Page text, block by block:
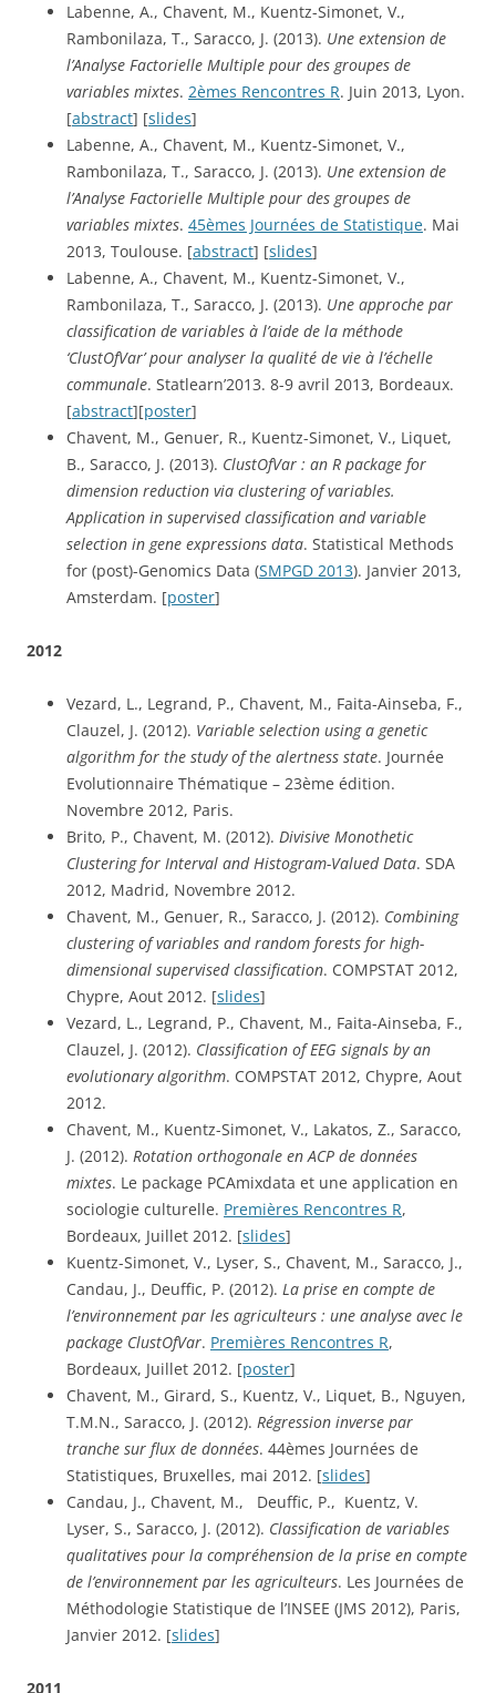
Labenne, A., Chavent, M., Kuentz-Simonet, V.,
Rambonilaza, T., Saracco, J. (2013). Une extension de
l’Analyse Factorielle Multiple pour des groupes de
variables mixtes. 2èmes Rencontres R. Juin 2013, Lyon.
[abstract] [slides]
Labenne, A., Chavent, M., Kuentz-Simonet, V.,
Rambonilaza, T., Saracco, J. (2013). Une extension de
l’Analyse Factorielle Multiple pour des groupes de
variables mixtes. 45èmes Journées de Statistique. Mai
2013, Toulouse. [abstract] [slides]
Labenne, A., Chavent, M., Kuentz-Simonet, V.,
Rambonilaza, T., Saracco, J. (2013). Une approche par
classification de variables à l’aide de la méthode
‘ClustOfVar’ pour analyser la qualité de vie à l’échelle
communale. Statlearn’2013. 8-9 avril 2013, Bordeaux.
[abstract][poster]
Chavent, M., Genuer, R., Kuentz-Simonet, V., Liquet,
B., Saracco, J. (2013). ClustOfVar : an R package for
dimension reduction via clustering of variables.
Application in supervised classification and variable
selection in gene expressions data. Statistical Methods
for (post)-Genomics Data (SMPGD 2013). Janvier 2013,
Amsterdam. [poster]
2012
Vezard, L., Legrand, P., Chavent, M., Faita-Ainseba, F.,
Clauzel, J. (2012). Variable selection using a genetic
algorithm for the study of the alertness state. Journée
Evolutionnaire Thématique – 23ème édition.
Novembre 2012, Paris.
Brito, P., Chavent, M. (2012). Divisive Monothetic
Clustering for Interval and Histogram-Valued Data. SDA
2012, Madrid, Novembre 2012.
Chavent, M., Genuer, R., Saracco, J. (2012). Combining
clustering of variables and random forests for high-
dimensional supervised classification. COMPSTAT 2012,
Chypre, Aout 2012. [slides]
Vezard, L., Legrand, P., Chavent, M., Faita-Ainseba, F.,
Clauzel, J. (2012). Classification of EEG signals by an
evolutionary algorithm. COMPSTAT 2012, Chypre, Aout
2012.
Chavent, M., Kuentz-Simonet, V., Lakatos, Z., Saracco,
J. (2012). Rotation orthogonale en ACP de données
mixtes. Le package PCAmixdata et une application en
sociologie culturelle. Premières Rencontres R,
Bordeaux, Juillet 2012. [slides]
Kuentz-Simonet, V., Lyser, S., Chavent, M., Saracco, J.,
Candau, J., Deuffic, P. (2012). La prise en compte de
l’environnement par les agriculteurs : une analyse avec le
package ClustOfVar. Premières Rencontres R,
Bordeaux, Juillet 2012. [poster]
Chavent, M., Girard, S., Kuentz, V., Liquet, B., Nguyen,
T.M.N., Saracco, J. (2012). Régression inverse par
tranche sur flux de données. 44èmes Journées de
Statistiques, Bruxelles, mai 2012. [slides]
Candau, J., Chavent, M.,   Deuffic, P.,  Kuentz, V.
Lyser, S., Saracco, J. (2012). Classification de variables
qualitatives pour la compréhension de la prise en compte
de l’environnement par les agriculteurs. Les Journées de
Méthodologie Statistique de l’INSEE (JMS 2012), Paris,
Janvier 2012. [slides]
2011